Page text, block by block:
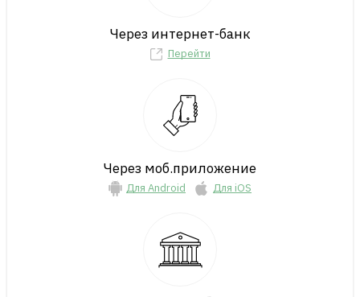
Через интернет-банк
Перейти
Через моб.приложение
Для Android Для iOS